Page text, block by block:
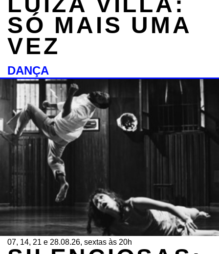
SÓ MAIS UMA
VEZ
DANÇA
07, 14, 21 e 28.08.26, sextas às 20h